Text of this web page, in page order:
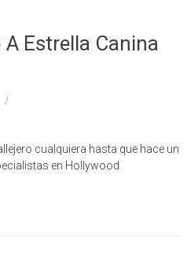
A Estrella Canina
cualquiera hasta que hace un
en Hollywood